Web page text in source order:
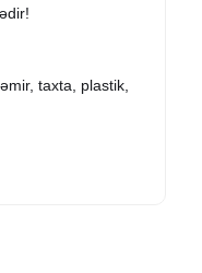
taxta, plastik,
açılacaq!